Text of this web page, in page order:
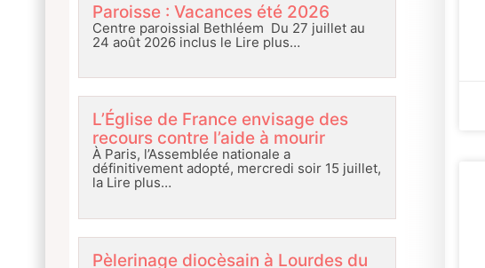
Paroisse : Vacances été 2026
Centre paroissial Bethléem Du 27 juillet au
24 août 2026 inclus le Lire plus…
L’Église de France envisage des
recours contre l’aide à mourir
À Paris, l’Assemblée nationale a
définitivement adopté, mercredi soir 15 juillet,
la Lire plus…
Pèlerinage diocèsain à Lourdes du